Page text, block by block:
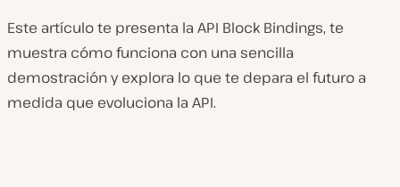
Este artículo te presenta la API Block Bindings, te
muestra cómo funciona con una sencilla
demostración y explora lo que te depara el futuro a
medida que evoluciona la API.